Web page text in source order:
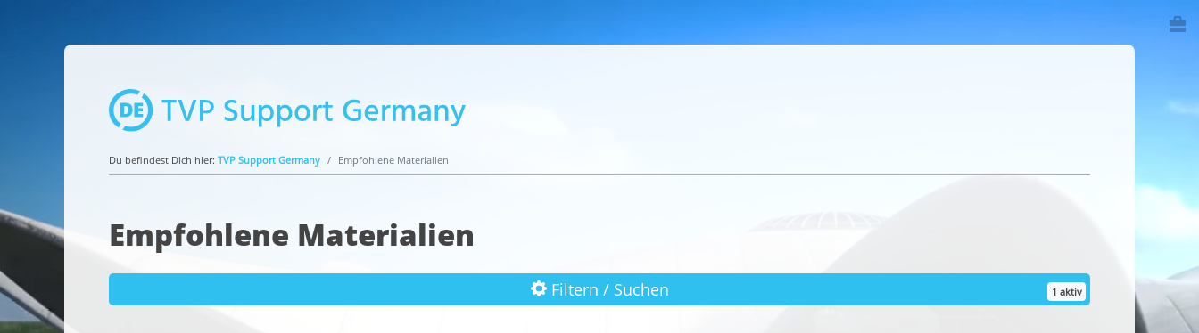
Du befindest Dich hier: TVP Support Germany Empfohlene Materialien
Empfohlene Materialien
Filtern / Suchen 1 aktiv